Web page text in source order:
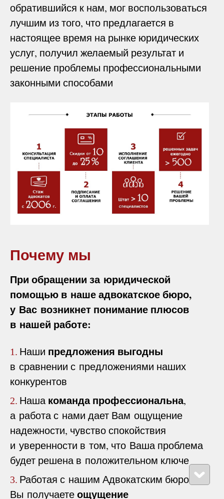
обратившийся к нам, мог воспользоваться
лучшим из того, что предлагается в
настоящее время на рынке юридических
услуг, получил желаемый результат и
решение проблемы профессиональными
законными способами
Почему мы
При обращении за юридической
помощью в наше адвокатское бюро,
у Вас возникнет понимание плюсов
в нашей работе:
1. Наши предложения выгодны
в сравнении с предложениями наших
конкурентов
2. Нашакоманда профессиональна,
а работа с нами дает Вам ощущение
надежности, чувство спокойствия
и уверенности в том, что Ваша проблема
будет решена в положительном ключе
3. Работая с нашим Адвокатским бюро
Вы получаетеощущение